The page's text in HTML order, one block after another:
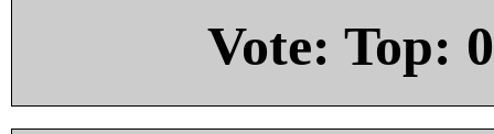
Vote: Top: 0